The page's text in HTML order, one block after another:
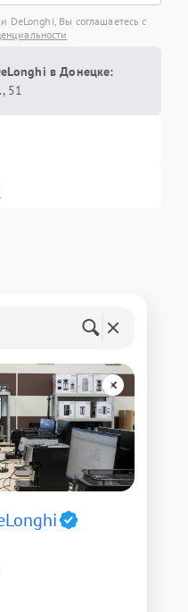
DeLonghi, Вы соглашаетесь с
в Донецке:
51